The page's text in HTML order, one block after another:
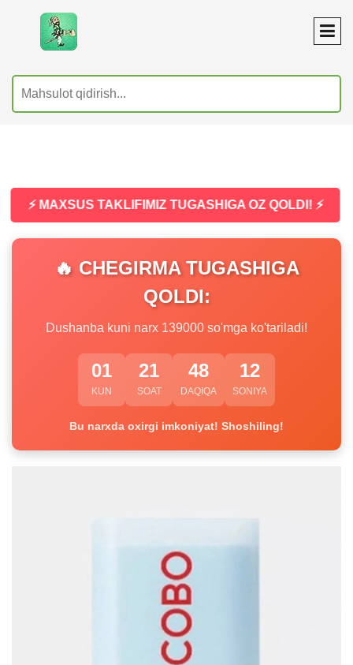
⚡ MAXSUS TAKLIFIMIZ TUGASHIGA OZ QOLDI! ⚡
🔥 CHEGIRMA TUGASHIGA
QOLDI:
Dushanba kuni narx 139000 so'mga ko'tariladi!
01
KUN
21
SOAT
48
DAQIQA
11
SONIYA
Bu narxda oxirgi imkoniyat! Shoshiling!